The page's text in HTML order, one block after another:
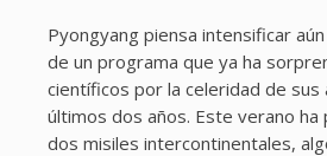
Pyongyang piensa intensificar
de un programa que ya ha
científicos por la celeridad de sus
últimos dos años. Este verano
dos misiles intercontinentales,